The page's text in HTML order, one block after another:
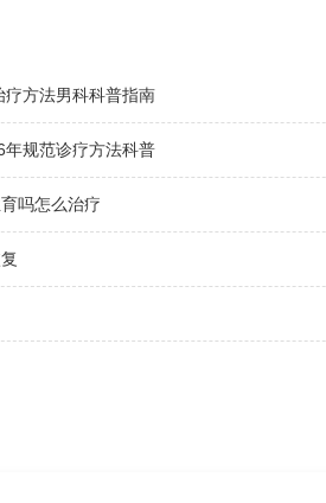
方法男科科普指南
规范诊疗方法科普
吗怎么治疗